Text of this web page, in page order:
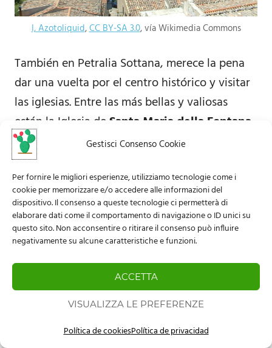
Gestisci Consenso Cookie
Per fornire le migliori esperienze, utilizziamo tecnologie come i
cookie per memorizzare e/o accedere alle informazioni del
dispositivo. Il consenso a queste tecnologie ci permetterà di
elaborare dati come il comportamento di navigazione o ID unici su
questo sito. Non acconsentire o ritirare il consenso può influire
negativamente su alcune caratteristiche e funzioni.
ACCETTA
VISUALIZZA LE PREFERENZE
Política de cookiesPolítica de privacidad
I, Azotoliquid,CC BY-SA 3.0, vía Wikimedia Commons
También en Petralia Sottana, merece la pena
dar una vuelta por el centro histórico y visitar
las iglesias. Entre las más bellas y valiosas
están la Iglesia deSanta Maria della Fontana
la Iglesia barroca deSan Francesco
de la Misericordia
de 1175 y laIglesia Matrizdel siglo XVII.